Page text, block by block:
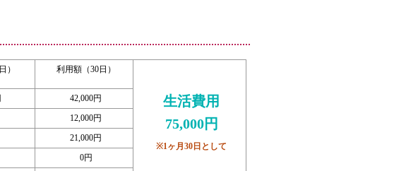
） 利用額（30日）
生活費用
75,000円
※1ヶ月30日として
42,000円
12,000円
21,000円
0円